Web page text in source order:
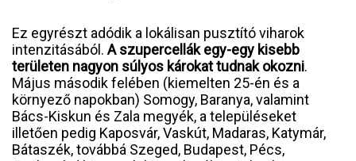
Ez egyrészt adódik a lokálisan pusztító viharok
intenzitásából. A szupercellák egy-egy kisebb
területen nagyon súlyos károkat tudnak okozni.
Május második felében (kiemelten 25-én és a
környező napokban) Somogy, Baranya, valamint
Bács-Kiskun és Zala megyék, a településeket
illetően pedig Kaposvár, Vaskút, Madaras, Katymár,
Bátaszék, továbbá Szeged, Budapest, Pécs,